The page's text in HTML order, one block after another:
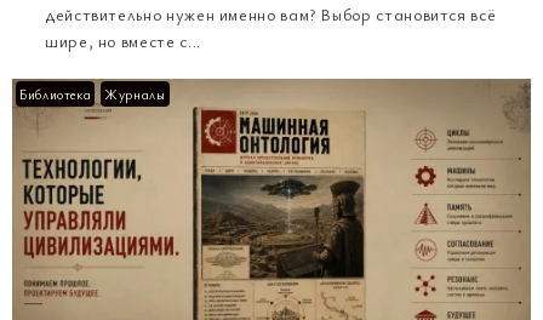
действительно нужен именно вам? Выбор становится всё
шире, но вместе с...
Библиотека Журналы